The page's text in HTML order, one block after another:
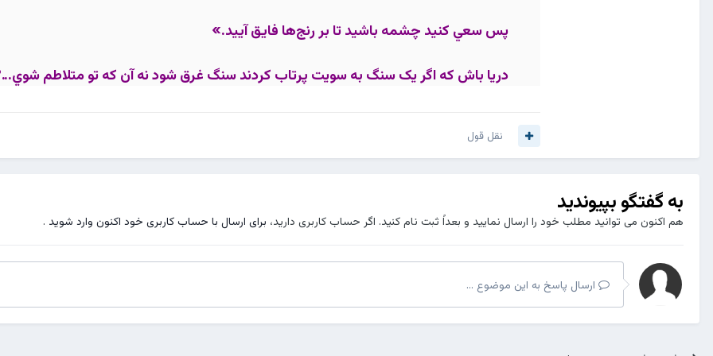
پس سعي کنيد چشمه باشيد تا بر رنج‌ها فايق آييد.»
دريا باش که اگر يک سنگ به سويت پرتاب کردند سنگ غرق شود نه آن که تو متلاطم
نقل قول
به گفتگو بپیوندید
هم اکنون می توانید مطلب خود را ارسال نمایید و بعداً ثبت نام کنید. اگر حساب کاربری دارید، برای ارسال با حساب کاربری خود اکنون وارد شوید .
ارسال پاسخ به این موضوع ...